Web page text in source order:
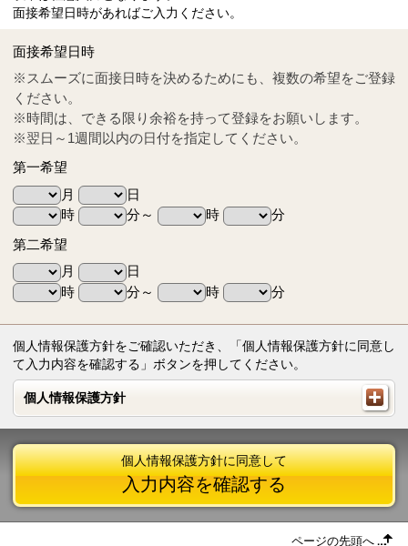
Tel
0570-55-0314
面接希望日時があればご入力ください。
面接希望日時
※スムーズに面接日時を決めるためにも、複数の希望をご登録
ください。
※時間は、できる限り余裕を持って登録をお願いします。
※翌日～1週間以内の日付を指定してください。
第一希望
月
日
時
分～ 時
分
第二希望
月
日
時
分～ 時 分
個人情報保護方針をご確認いただき、「個人情報保護方針に同意し
て入力内容を確認する」ボタンを押してください。
個人情報保護方針
個人情報保護方針
個人情報保護方針に同意して
入力内容を確認する
ページの先頭へ